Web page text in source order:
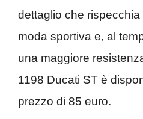
dettaglio che
moda sportiva e, al
una maggiore
1198 Ducati ST è
prezzo di 85 euro.